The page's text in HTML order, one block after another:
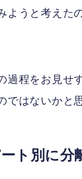
ようと考えた
過程をお見せ
はないかと
ト別に分